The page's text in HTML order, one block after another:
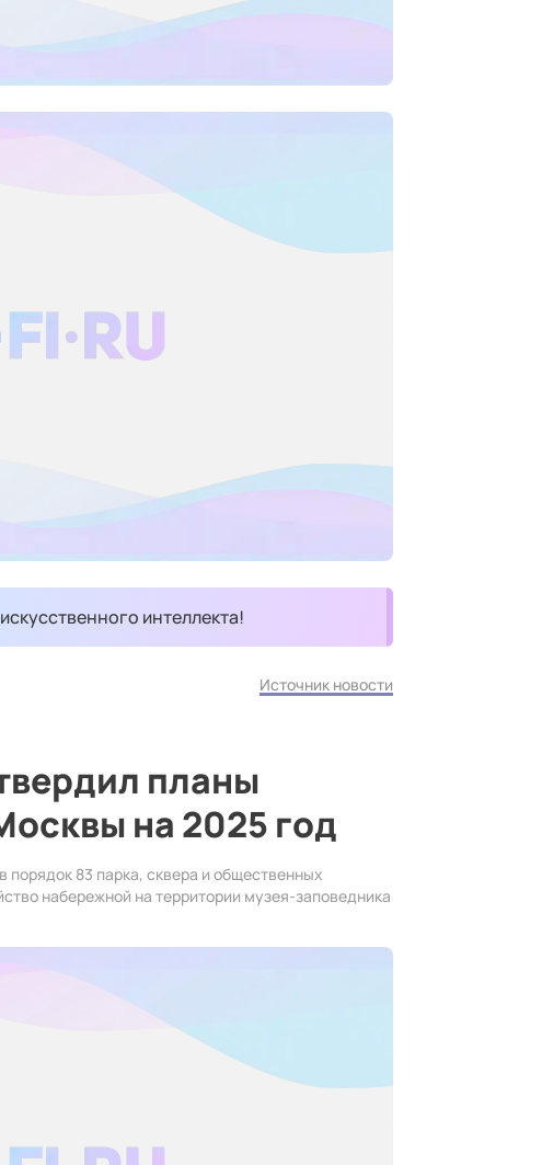
интеллекта!
Источник новости
планы
на 2025 год
порядок 83 парка, сквера и общественных
набережной на территории музея-заповедника